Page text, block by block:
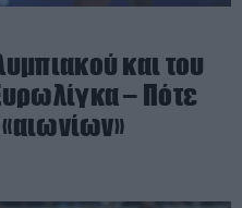
και του
– Πότε
«αιωνίων»